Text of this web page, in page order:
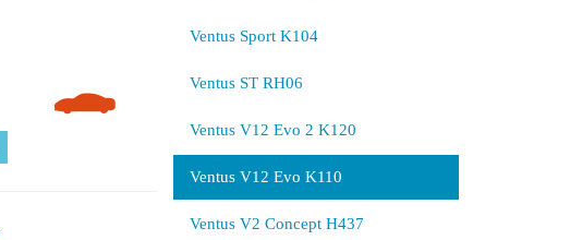
Ventus Sport K104
Ventus ST RH06
Ventus V12 Evo 2 K120
Ventus V12 Evo K110
Ventus V2 Concept H437